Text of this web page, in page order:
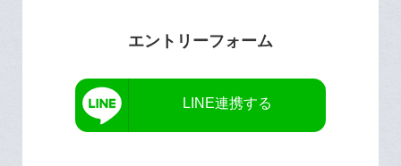
エントリーフォーム
LINE連携する